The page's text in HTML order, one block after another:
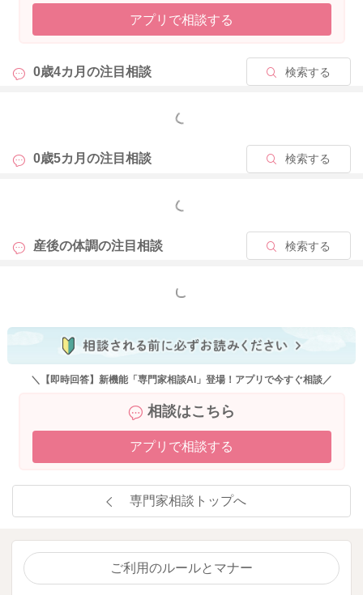
アプリで相談する
0歳4カ月の注目相談 検索する
もっと見る
0歳5カ月の注目相談 検索する
もっと見る
産後の体調の注目相談 検索する
もっと見る
＼【即時回答】新機能「専門家相談AI」登場！アプリで今すぐ相談／
相談はこちら
アプリで相談する
専門家相談トップへ
ご利用のルールとマナー